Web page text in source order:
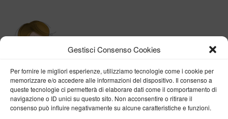
Gestisci Consenso Cookies
Per fornire le migliori esperienze, utilizziamo tecnologie come i cookie per
memorizzare e/o accedere alle informazioni del dispositivo. Il consenso a
queste tecnologie ci permetterà di elaborare dati come il comportamento di
navigazione o ID unici su questo sito. Non acconsentire o ritirare il
consenso può influire negativamente su alcune caratteristiche e funzioni.
BY VERONICA D'ONOFRIO